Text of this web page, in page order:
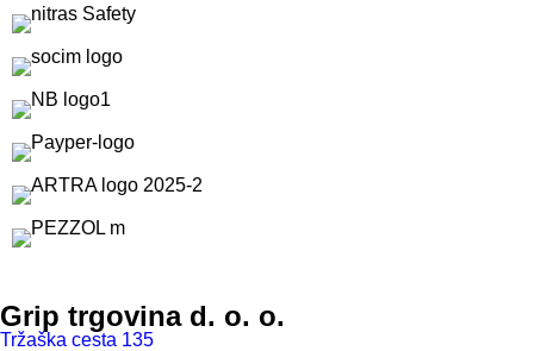
Grip trgovina d. o. o.
Tržaška cesta 135